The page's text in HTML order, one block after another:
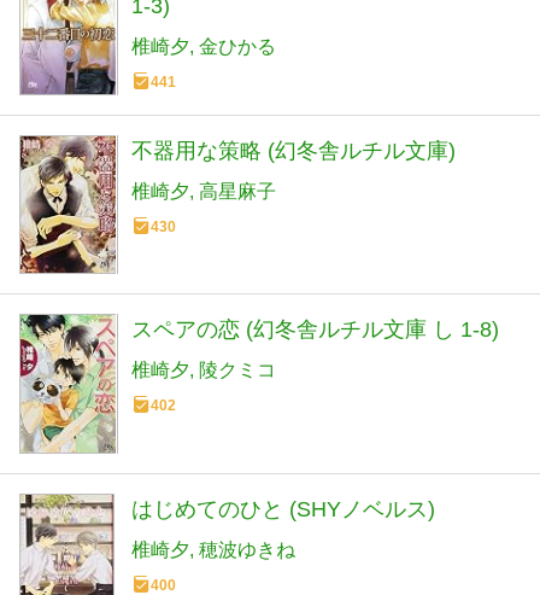
1-3)
椎崎夕 金ひかる
441
不器用な策略 (幻冬舎ルチル文庫)
椎崎夕 高星麻子
430
スペアの恋 (幻冬舎ルチル文庫 し 1-8)
椎崎夕 陵クミコ
402
はじめてのひと (SHYノベルス)
椎崎夕 穂波ゆきね
400